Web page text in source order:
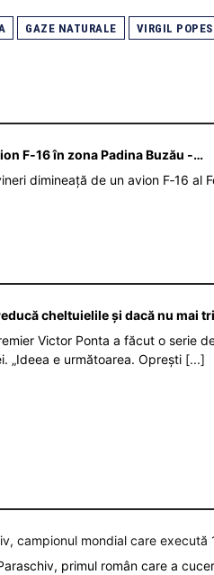
GAZE NATURALE VIRGIL
F‑16 în zona Padina Buzău -…
dimineață de un avion F‑16 al
cheltuielile şi dacă nu mai
Victor Ponta a făcut o serie
„Ideea e următoarea. Oprești [...]
campionul mondial care execută
primul român care a